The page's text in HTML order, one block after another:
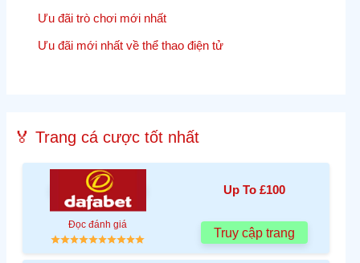
Ưu đãi trò chơi mới nhất
Ưu đãi mới nhất về thể thao điện tử
🏅 Trang cá cược tốt nhất
Up To £100
Đọc đánh giá
Truy cập trang